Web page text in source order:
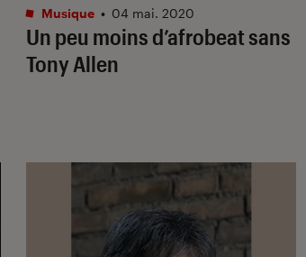
Un peu moins d’afrobeat sans
Tony Allen
Musique • 04 mai. 2020